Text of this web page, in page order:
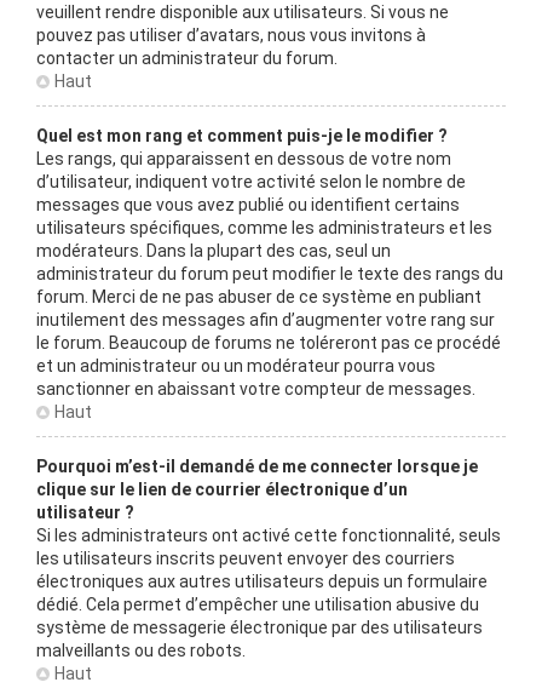
veuillent rendre disponible aux utilisateurs. Si vous ne
pouvez pas utiliser d’avatars, nous vous invitons à
contacter un administrateur du forum.
Haut
Quel est mon rang et comment puis-je le modifier ?
Les rangs, qui apparaissent en dessous de votre nom
d’utilisateur, indiquent votre activité selon le nombre de
messages que vous avez publié ou identifient certains
utilisateurs spécifiques, comme les administrateurs et les
modérateurs. Dans la plupart des cas, seul un
administrateur du forum peut modifier le texte des rangs du
forum. Merci de ne pas abuser de ce système en publiant
inutilement des messages afin d’augmenter votre rang sur
le forum. Beaucoup de forums ne toléreront pas ce procédé
et un administrateur ou un modérateur pourra vous
sanctionner en abaissant votre compteur de messages.
Haut
Pourquoi m’est-il demandé de me connecter lorsque je
clique sur le lien de courrier électronique d’un
utilisateur ?
Si les administrateurs ont activé cette fonctionnalité, seuls
les utilisateurs inscrits peuvent envoyer des courriers
électroniques aux autres utilisateurs depuis un formulaire
dédié. Cela permet d’empêcher une utilisation abusive du
système de messagerie électronique par des utilisateurs
malveillants ou des robots.
Haut